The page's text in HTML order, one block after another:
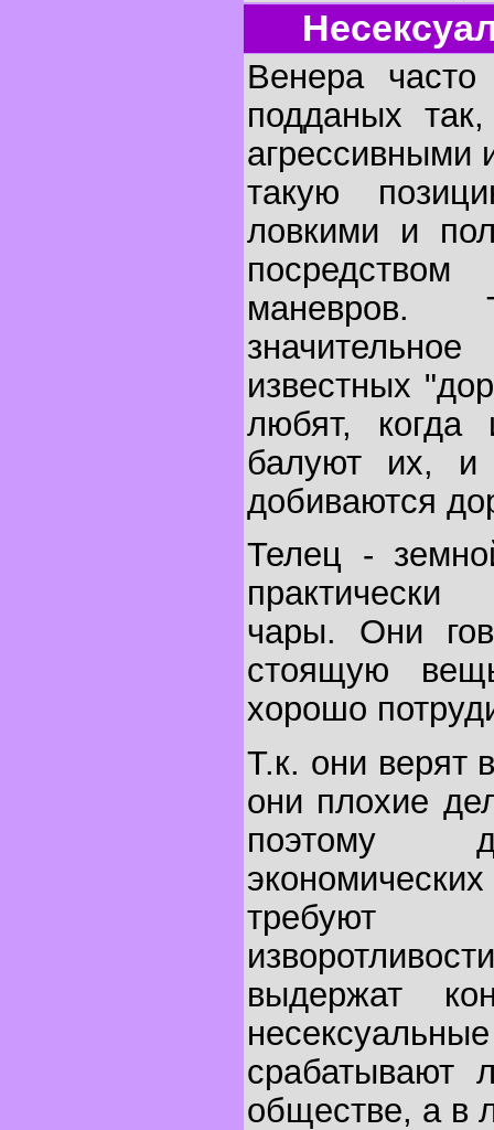
Венера часто
подданых
агрессивными
такую
ловкими и
маневров.
известных
любят, когда
балуют их, и
добиваются
Телец -
практически
чары. Они
стоящую
хорошо
Т.к. они верят
они плохие
поэтому
требуют
выдержат
обществе, а в